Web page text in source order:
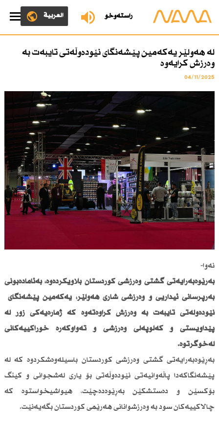
ڕاستەوخۆ العربية
لە هەولێر یەكەمین پێشەنگای نێودەوڵەتی تایبەت بە
وەرزش كرایەوە
04/11/2025
نەوا-
بەڕێوەبەرایەتی گشتی وەرزشی كوردستان بڵاویكردەوە، بەئامادەبونی
بەرپرسانی ئیداریی و وەرزشی شاری هەولێر، یەكەمین پێشەنگای
نێودەوڵەتی تایبەت بە وەرزش كراوەتەوە كە ژمارەیەكی زۆر لە
پێداویستی و كەلوپەلی وەرزشی و تەواوكەرە خۆراكییەكانی
لەخۆگرتوە.
بەڕێوەبەرایەتی گشتی وەرزشی كوردستان باسیلەوەشكردوە كە لە
پێشەنگاكەدا پاڵەوانیەتی نێودەوڵەتی بۆ یاری لەشجوانی و كینگ
بۆكسێن و دەستشكێن بەڕێوەدەچێت، هیواشیخواستوە كە
چالاكییەكان سود بە وەرزشوانانی هەرێمی كوردستان بگەیەنێت.